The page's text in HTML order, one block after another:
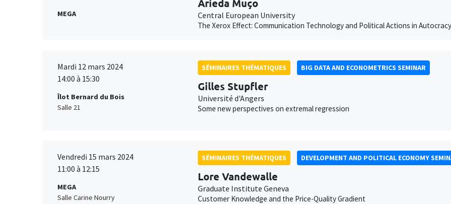
MEGA
Arieda Muço
Central European University
The Xerox Effect: Communication Technology and Political Actions in Autocracy
Mardi 12 mars 2024
14:00 à 15:30
Îlot Bernard du Bois
Salle 21
SÉMINAIRES THÉMATIQUES BIG DATA AND ECONOMETRICS SEMINAR
Gilles Stupfler
Université d'Angers
Some new perspectives on extremal regression
Vendredi 15 mars 2024
11:00 à 12:15
MEGA
Salle Carine Nourry
SÉMINAIRES THÉMATIQUES DEVELOPMENT AND POLITICAL ECONOMY
Lore Vandewalle
Graduate Institute Geneva
Customer Knowledge and the Price-Quality Gradient